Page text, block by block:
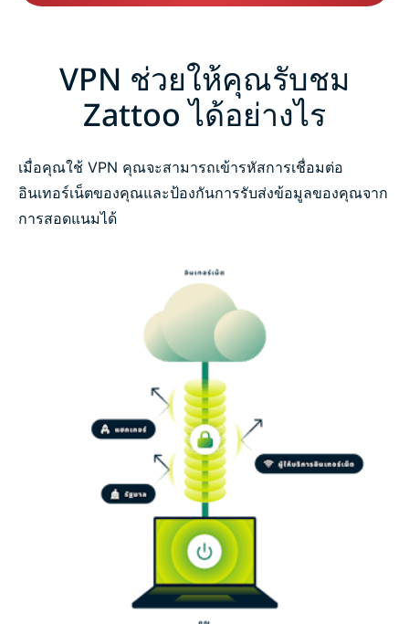
VPN ช่วยให้คุณรับชม
Zattoo ได้อย่างไร
เมื่อคุณใช้ VPN คุณจะสามารถเข้ารหัสการเชื่อมต่อ
อินเทอร์เน็ตของคุณและป้องกันการรับส่งข้อมูลของคุณจาก
การสอดแนมได้